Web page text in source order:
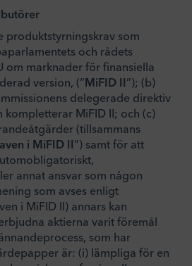
produktstyrningskrav som
och rådets
marknader för finansiella
version, (”MiFID II”); (b)
delegerade direktiv
MiFID II; och (c)
(tillsammans
i MiFID II”) samt för att
annat ansvar som någon
som avses enligt
i MiFID II) annars kan
aktierna varit föremål
som har
är: (i) lämpliga för en